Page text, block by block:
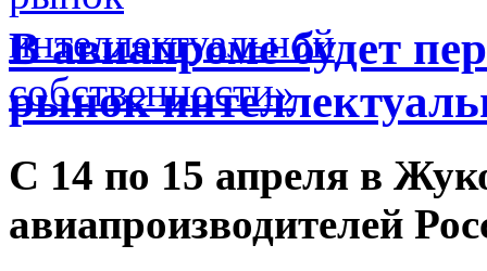
В авиапроме будет
рынок
С 14 по 15 апреля в
авиапроизводителей